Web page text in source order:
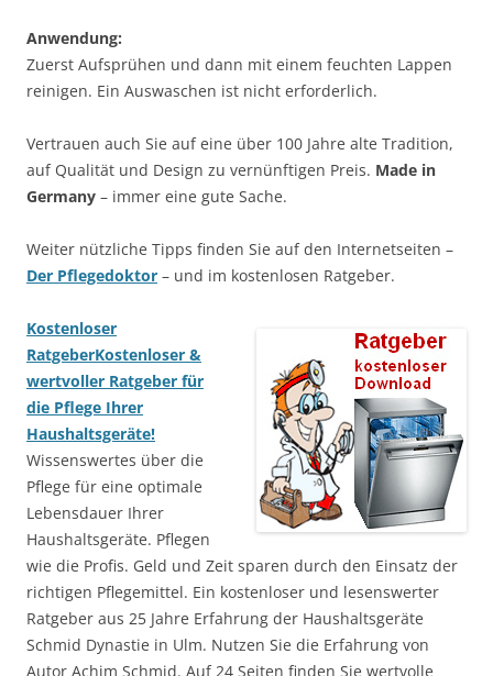
Anwendung:
Zuerst Aufsprühen und dann mit einem feuchten Lappen
reinigen. Ein Auswaschen ist nicht erforderlich.
Vertrauen auch Sie auf eine über 100 Jahre alte Tradition,
auf Qualität und Design zu vernünftigen Preis. Made in
Germany – immer eine gute Sache.
Weiter nützliche Tipps finden Sie auf den Internetseiten –
Der Pflegedoktor – und im kostenlosen Ratgeber.
Kostenloser
RatgeberKostenloser &
wertvoller Ratgeber für
die Pflege Ihrer
Haushaltsgeräte!
Wissenswertes über die
Pflege für eine optimale
Lebensdauer Ihrer
Haushaltsgeräte. Pflegen
wie die Profis. Geld und Zeit sparen durch den Einsatz der
richtigen Pflegemittel. Ein kostenloser und lesenswerter
Ratgeber aus 25 Jahre Erfahrung der Haushaltsgeräte
Schmid Dynastie in Ulm. Nutzen Sie die Erfahrung von
Autor Achim Schmid. Auf 24 Seiten finden Sie wertvolle